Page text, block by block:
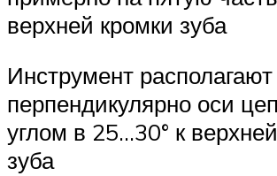
верхней кромки зуба
Инструмент располагают
перпендикулярно оси
углом в 25…30° к
зуба